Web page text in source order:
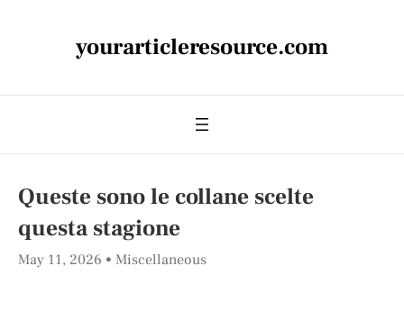
yourarticleresource.com
Queste sono le collane scelte
questa stagione
May 11, 2026 Miscellaneous